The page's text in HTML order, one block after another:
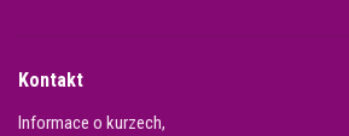
Kontakt
Informace o kurzech,